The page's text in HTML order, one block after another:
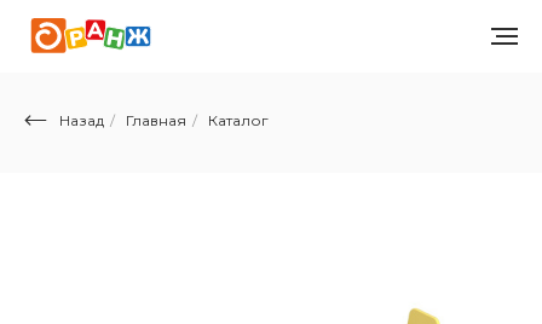
Назад / Главная / Каталог